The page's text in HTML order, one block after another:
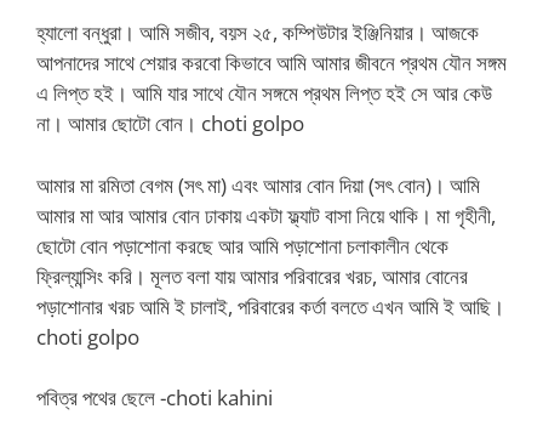
হ্যালো বন্ধুরা। আমি সজীব, বয়স ২৫, কম্পিউটার ইঞ্জিনিয়ার। আজকে
আপনাদের সাথে শেয়ার করবো কিভাবে আমি আমার জীবনে প্রথম যৌন সঙ্গম
এ লিপ্ত হই। আমি যার সাথে যৌন সঙ্গমে প্রথম লিপ্ত হই সে আর কেউ
না। আমার ছোটো বোন। choti golpo
আমার মা রমিতা বেগম (সৎ মা) এবং আমার বোন দিয়া (সৎ বোন)। আমি
আমার মা আর আমার বোন ঢাকায় একটা ফ্ল্যাট বাসা নিয়ে থাকি। মা গৃহীনী,
ছোটো বোন পড়াশোনা করছে আর আমি পড়াশোনা চলাকালীন থেকে
ফ্রিল্যান্সিং করি। মূলত বলা যায় আমার পরিবারের খরচ, আমার বোনের
পড়াশোনার খরচ আমি ই চালাই, পরিবারের কর্তা বলতে এখন আমি ই আছি।
choti golpo
পবিত্র পথের ছেলে -choti kahini